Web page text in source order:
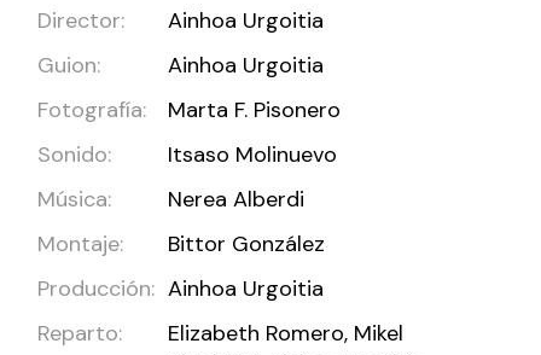
Director:
Ainhoa Urgoitia
Guion:
Ainhoa Urgoitia
Fotografía:
Marta F. Pisonero
Sonido:
Itsaso Molinuevo
Música:
Nerea Alberdi
Montaje:
Bittor González
Producción: Ainhoa Urgoitia
Reparto:
Elizabeth Romero, Mikel